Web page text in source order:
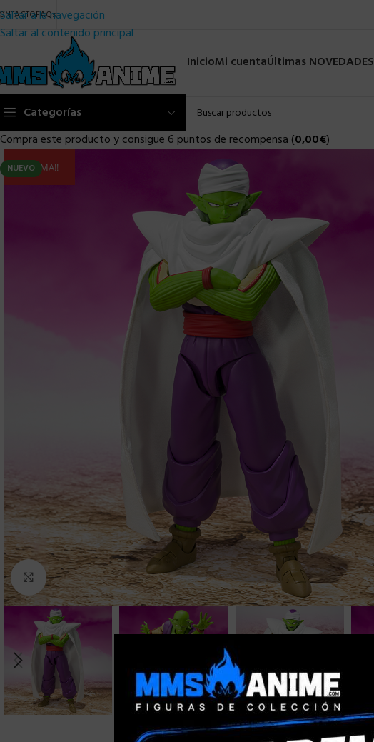
Saltar a la navegación
Saltar al contenido principal
FAQs
InicioMi cuentaÚltimas NOVEDADES
Categorías
Compra este producto y consigue 6 puntos de recompensa (0,00€)
NUEVOULTIMA!!
Clic para ampliar